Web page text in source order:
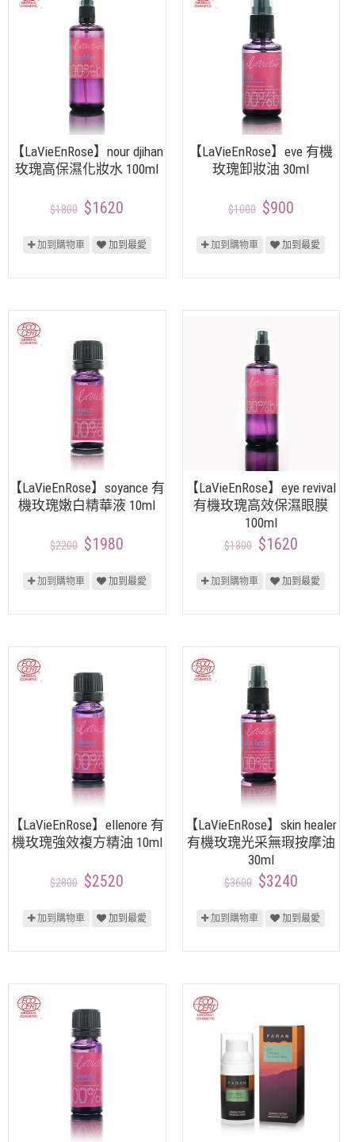
【LaVieEnRose】nour djihan
玫瑰高保濕化妝水 100ml
$1800 $1620
加到購物車 加到最愛
【LaVieEnRose】eve 有機
玫瑰卸妝油 30ml
$1000 $900
加到購物車 加到最愛
【LaVieEnRose】soyance 有
機玫瑰嫩白精華液 10ml
$2200 $1980
加到購物車 加到最愛
【LaVieEnRose】eye revival
有機玫瑰高效保濕眼膜
100ml
$1800 $1620
加到購物車 加到最愛
【LaVieEnRose】ellenore 有
機玫瑰強效複方精油 10ml
$2800 $2520
加到購物車 加到最愛
【LaVieEnRose】skin healer
有機玫瑰光采無瑕按摩油
30ml
$3600 $3240
加到購物車 加到最愛